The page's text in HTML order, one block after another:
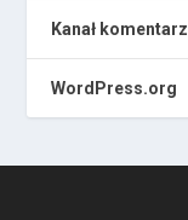
Kanał
WordPress.org